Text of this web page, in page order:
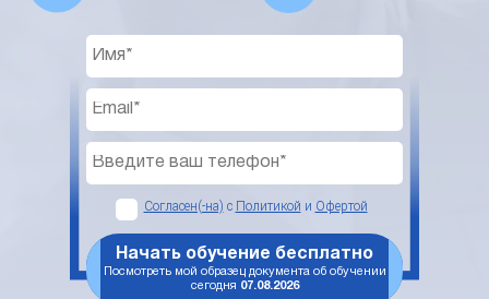
Согласен(-на) с Политикой и Офертой
Начать обучение бесплатно
Посмотреть мой образец документа об обучении
сегодня 07.08.2026